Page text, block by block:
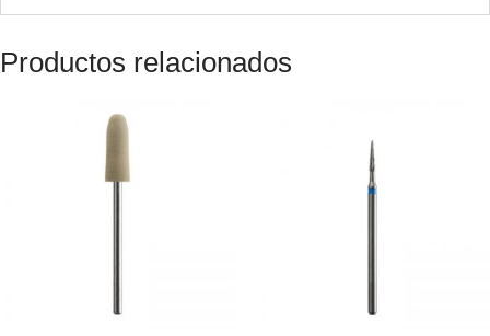
Productos relacionados